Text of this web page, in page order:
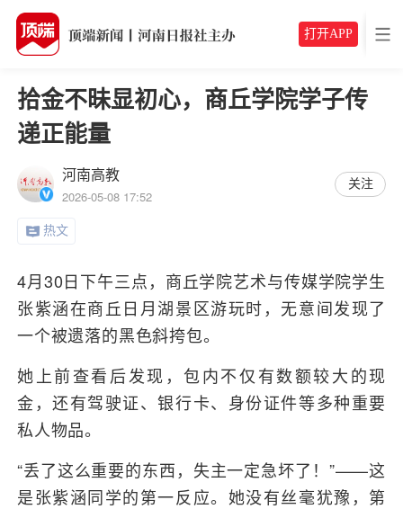
打开APP
拾金不昧显初心，商丘学院学子传
递正能量
河南高教
2026-05-08 17:52
关注
热文
4月30日下午三点，商丘学院艺术与传媒学院学生
张紫涵在商丘日月湖景区游玩时，无意间发现了
一个被遗落的黑色斜挎包。
她上前查看后发现，包内不仅有数额较大的现
金，还有驾驶证、银行卡、身份证件等多种重要
私人物品。
“丢了这么重要的东西，失主一定急坏了！”——这
是张紫涵同学的第一反应。她没有丝毫犹豫，第